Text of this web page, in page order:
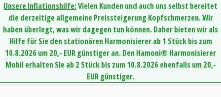
Unsere Inflationshilfe:Vielen Kunden und auch uns selbst bereitet
die derzeitige allgemeine Preissteigerung Kopfschmerzen. Wir
haben überlegt, was wir dagegen tun können. Daher bieten wir als
Hilfe für Sie den stationären Harmonisierer ab 1 Stück bis zum
10.8.2026 um 20,- EUR günstiger an. Den Hamoni® Harmonisierer
Mobil erhalten Sie ab 2 Stück bis zum 10.8.2026 ebenfalls um 20,-
EUR günstiger.